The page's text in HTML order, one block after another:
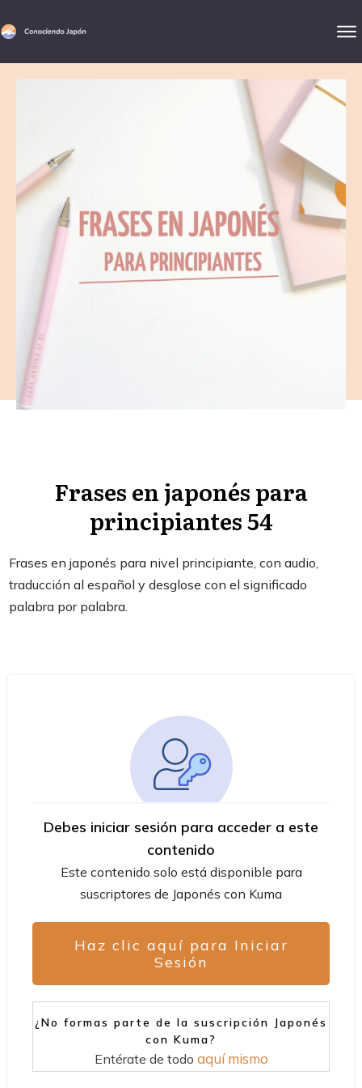
Frases en japonés para
principiantes 54
Frases en japonés para nivel principiante, con audio,
traducción al español y desglose con el significado
palabra por palabra.
Debes iniciar sesión para acceder a este
contenido
Este contenido solo está disponible para
suscriptores de Japonés con Kuma
Haz clic aquí para Iniciar
Sesión
¿No formas parte de la suscripción Japonés
con Kuma?
Entérate de todo aquí mismo